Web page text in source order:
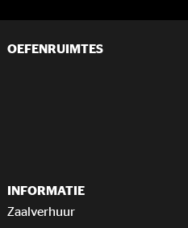
OEFENRUIMTES
INFORMATIE
Zaalverhuur